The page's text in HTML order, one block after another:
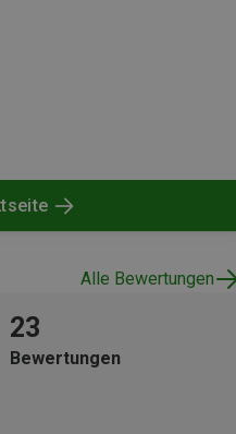
Alle Bewertungen
23
Bewertungen